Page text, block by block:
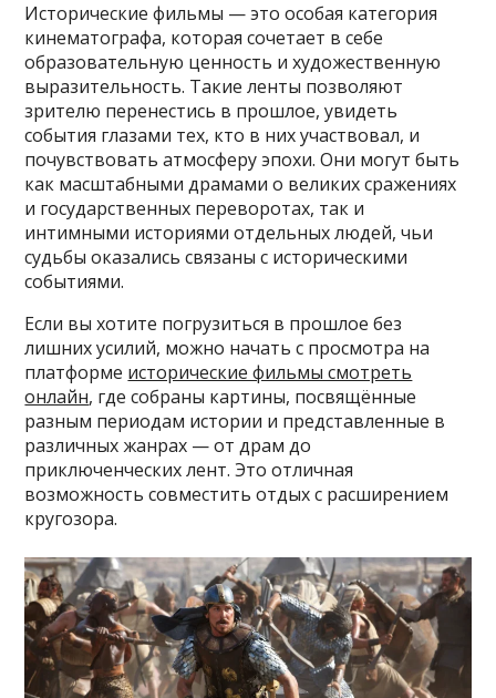
Исторические фильмы — это особая категория
кинематографа, которая сочетает в себе
образовательную ценность и художественную
выразительность. Такие ленты позволяют
зрителю перенестись в прошлое, увидеть
события глазами тех, кто в них участвовал, и
почувствовать атмосферу эпохи. Они могут быть
как масштабными драмами о великих сражениях
и государственных переворотах, так и
интимными историями отдельных людей, чьи
судьбы оказались связаны с историческими
событиями.
Если вы хотите погрузиться в прошлое без
лишних усилий, можно начать с просмотра на
платформе исторические фильмы смотреть
онлайн, где собраны картины, посвящённые
разным периодам истории и представленные в
различных жанрах — от драм до
приключенческих лент. Это отличная
возможность совместить отдых с расширением
кругозора.